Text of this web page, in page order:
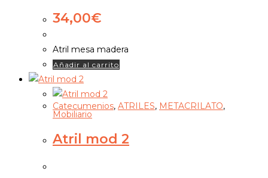
34,00€
Atril mesa madera
Añadir al carrito
Catecumenios, ATRILES, METACRILATO,
Mobiliario
Atril mod 2